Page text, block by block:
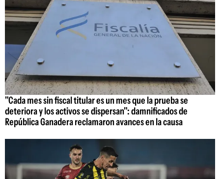
"Cada mes sin fiscal titular es un mes que la prueba se
deteriora y los activos se dispersan": damnificados de
República Ganadera reclamaron avances en la causa